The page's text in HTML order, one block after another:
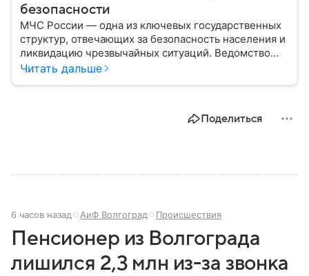
безопасности
МЧС России — одна из ключевых государственных
структур, отвечающих за безопасность населения и
ликвидацию чрезвычайных ситуаций. Ведомство
играет важную роль в защите граждан от
задачи выполняет и какую роль играет в
Читать дальше
Поделиться
6 часов назад АиФ Волгоград Происшествия
Пенсионер из Волгограда
лишился 2,3 млн из-за звонка